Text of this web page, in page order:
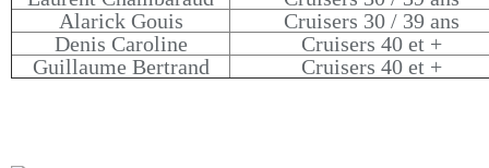
Alarick Gouis
Cruisers 30 / 39 ans
Denis Caroline
Cruisers 40 et +
Guillaume Bertrand
Cruisers 40 et +